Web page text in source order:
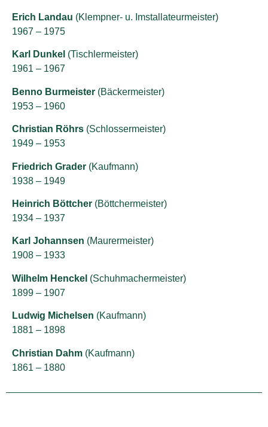
Erich Landau (Klempner- u. Imstallateurmeister)
1967 – 1975
Karl Dunkel (Tischlermeister)
1961 – 1967
Benno Burmeister (Bäckermeister)
1953 – 1960
Christian Röhrs (Schlossermeister)
1949 – 1953
Friedrich Grader (Kaufmann)
1938 – 1949
Heinrich Böttcher (Böttchermeister)
1934 – 1937
Karl Johannsen (Maurermeister)
1908 – 1933
Wilhelm Henckel (Schuhmachermeister)
1899 – 1907
Ludwig Michelsen (Kaufmann)
1881 – 1898
Christian Dahm (Kaufmann)
1861 – 1880